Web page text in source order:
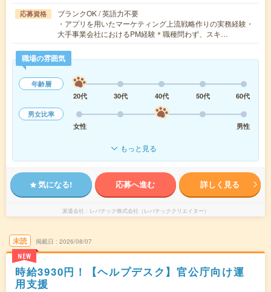
応募資格
ブランクOK / 英語力不要
・アプリを用いたマーケティング上流戦略作りの実務経験・
大手事業会社におけるPM経験＊職種問わず、スキ…
職場の雰囲気
年齢層
20代
30代 40代 50代
60代
男女比率
女性
男性
もっと見る
気になる! 応募へ進む 詳しく見る
派遣会社 レバテック株式会社（レバテッククリエイター）
未読
NEW
掲載日 2026/08/07
時給3930円！【ヘルプデスク】官公庁向け運
用支援